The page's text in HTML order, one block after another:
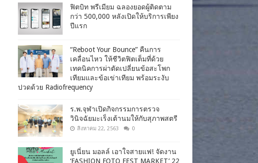
ฟิตบิท พรีเมียม ฉลองยอดผู้ติดตาม
กว่า 500,000 หลังเปิดให้บริการเพียง
ปีแรก
“Reboot Your Bounce” คืนการ
เคลื่อนไหว ให้ชีวิตฟิตเต็มที่ด้วย
เทคนิคการผ่าตัดเปลี่ยนข้อสะโพก
เทียมและข้อเข่าเทียม พร้อมระงับ
ปวดด้วย Radiofrequency
ร.พ.จุฬาเปิดกิจกรรมการตรวจ
วินิจฉัยมะเร็งเต้านมให้กับสุภาพสตรี
สิงหาคม 22, 2563 0
ยูเนี่ยน มอลล์ เอาใจสายแฟ! จัดงาน
‘FASHION FOTO FEST MARKET’ 22